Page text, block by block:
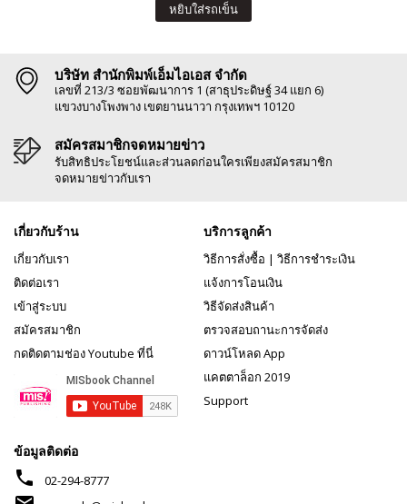
หยิบใส่รถเข็น
บริษัท สำนักพิมพ์เอ็มไอเอส จำกัด
เลขที่ 213/3 ซอยพัฒนาการ 1 (สาธุประดิษฐ์ 34 แยก 6)
แขวงบางโพงพาง เขตยานนาวา กรุงเทพฯ 10120
สมัครสมาชิกจดหมายข่าว
รับสิทธิประโยชน์และส่วนลดก่อนใครเพียงสมัครสมาชิก
จดหมายข่าวกับเรา
เกี่ยวกับร้าน
เกี่ยวกับเรา
ติดต่อเรา
เข้าสู่ระบบ
สมัครสมาชิก
กดติดตามช่อง Youtube ที่นี่
บริการลูกค้า
วิธีการสั่งซื้อ | วิธีการชำระเงิน
แจ้งการโอนเงิน
วิธีจัดส่งสินค้า
ตรวจสอบถานะการจัดส่ง
ดาวน์โหลด App
แคตตาล็อก 2019
Support
ข้อมูลติดต่อ
phone 02-294-8777